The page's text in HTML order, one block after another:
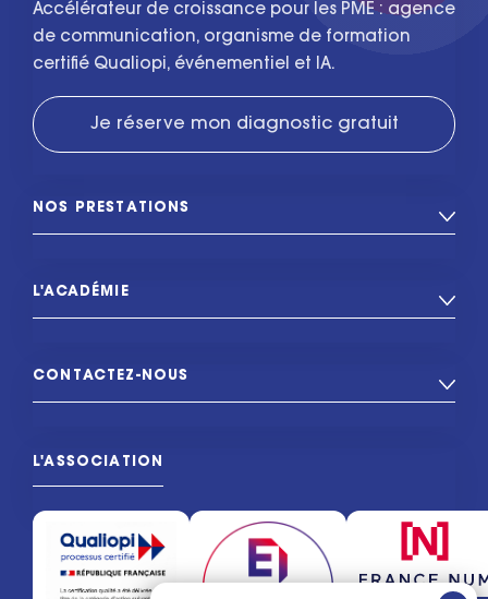
Accélérateur de croissance pour les PME : agence
de communication, organisme de formation
certifié Qualiopi, événementiel et IA.
Je réserve mon diagnostic gratuit
NOS PRESTATIONS
L'ACADÉMIE
CONTACTEZ-NOUS
L'ASSOCIATION